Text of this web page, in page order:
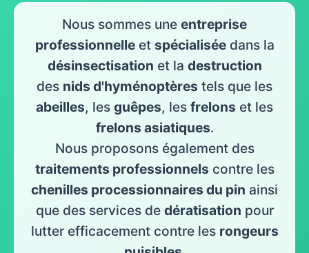
Nous sommes une entreprise
professionnelle et spécialisée dans la
désinsectisation et la destruction
des nids d'hyménoptères tels que les
abeilles, les guêpes, les frelons et les
frelons asiatiques.
Nous proposons également des
traitements professionnels contre les
chenilles processionnaires du pin ainsi
que des services de dératisation pour
lutter efficacement contre les rongeurs